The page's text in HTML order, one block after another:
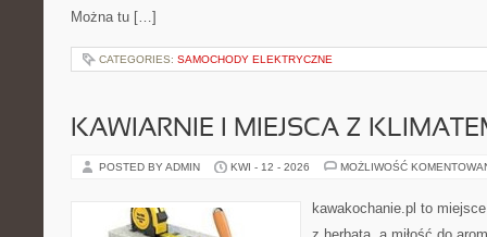
Można tu […]
CATEGORIES: SAMOCHODY ELEKTRYCZNE
KAWIARNIE I MIEJSCA Z
POSTED BY ADMIN KWI - 12 - 2026 MOŻLIWOŚĆ
kawakochanie.pl to